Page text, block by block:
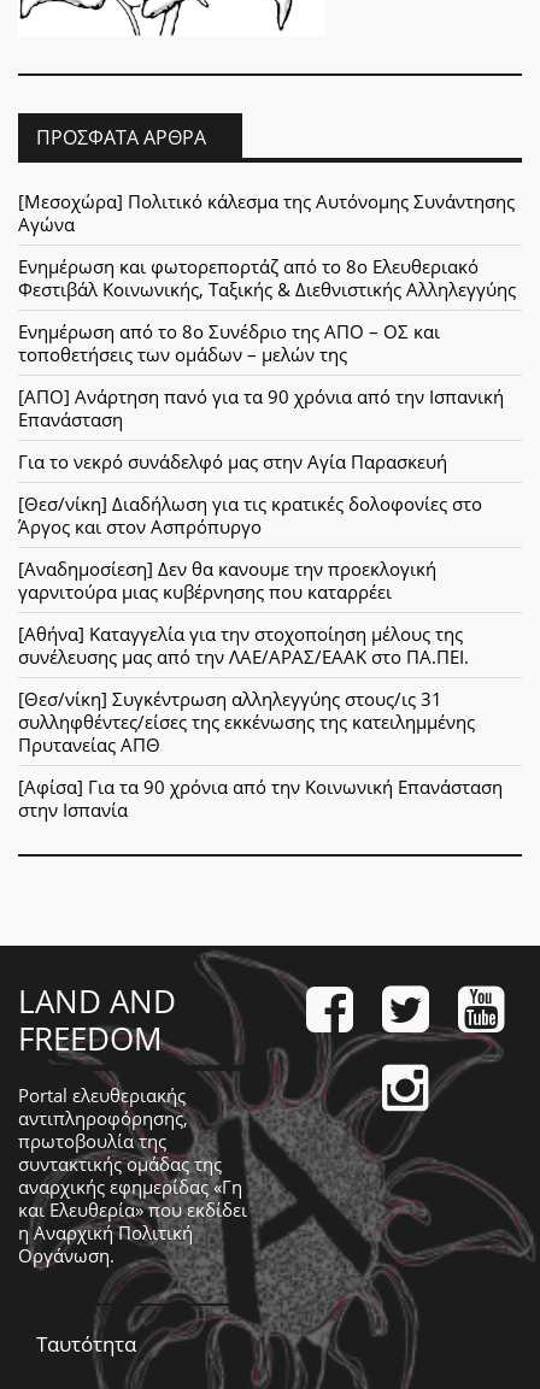
ΠΡΌΣΦΑΤΑ ΆΡΘΡΑ
[Μεσοχώρα] Πολιτικό κάλεσμα της Αυτόνομης Συνάντησης
Αγώνα
Ενημέρωση και φωτορεπορτάζ από το 8ο Ελευθεριακό
Φεστιβάλ Κοινωνικής, Ταξικής & Διεθνιστικής Αλληλεγγύης
Ενημέρωση από το 8ο Συνέδριο της ΑΠΟ – ΟΣ και
τοποθετήσεις των ομάδων – μελών της
[ΑΠΟ] Ανάρτηση πανό για τα 90 χρόνια από την Ισπανική
Επανάσταση
Για το νεκρό συνάδελφό μας στην Αγία Παρασκευή
[Θεσ/νίκη] Διαδήλωση για τις κρατικές δολοφονίες στο
Άργος και στον Ασπρόπυργο
[Αναδημοσίεση] Δεν θα κανουμε την προεκλογική
γαρνιτούρα μιας κυβέρνησης που καταρρέει
[Αθήνα] Καταγγελία για την στοχοποίηση μέλους της
συνέλευσης μας από την ΛΑΕ/ΑΡΑΣ/ΕΑΑΚ στο ΠΑ.ΠΕΙ.
[Θεσ/νίκη] Συγκέντρωση αλληλεγγύης στους/ις 31
συλληφθέντες/είσες της εκκένωσης της κατειλημμένης
Πρυτανείας ΑΠΘ
[Αφίσα] Για τα 90 χρόνια από την Κοινωνική Επανάσταση
στην Ισπανία
LAND AND
FREEDOM
Portal ελευθεριακής
αντιπληροφόρησης,
πρωτοβουλία της
συντακτικής ομάδας της
αναρχικής εφημερίδας «Γη
και Ελευθερία» που εκδίδει
ηΑναρχική Πολιτική
Οργάνωση.
Ταυτότητα